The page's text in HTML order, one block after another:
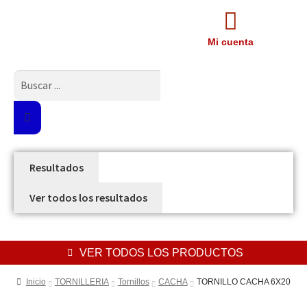
Mi cuenta
Resultados
Ver todos los resultados
VER TODOS LOS PRODUCTOS
Inicio TORNILLERIA Tornillos CACHA
TORNILLO CACHA 6X20